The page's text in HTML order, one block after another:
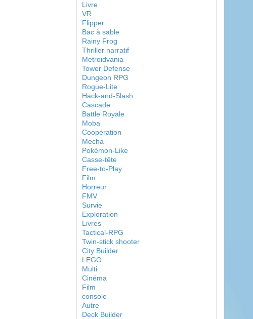
Livre
VR
Flipper
Bac à sable
Rainy Frog
Thriller narratif
Metroidvania
Tower Defense
Dungeon RPG
Rogue-Lite
Hack-and-Slash
Cascade
Battle Royale
Moba
Coopération
Mecha
Pokémon-Like
Casse-tête
Free-to-Play
Film
Horreur
FMV
Survie
Exploration
Livres
Tactical-RPG
Twin-stick shooter
City Builder
LEGO
Multi
Cinéma
Film
console
Autre
Deck Builder